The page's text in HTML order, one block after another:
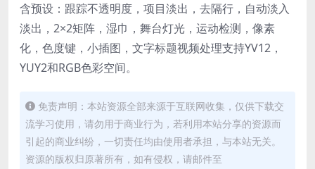
含预设：跟踪不透明度，项目淡出，去隔行，自动淡入
淡出，2×2矩阵，湿巾，舞台灯光，运动检测，像素
化，色度键，小插图，文字标题视频处理支持YV12，
YUY2和RGB色彩空间。
免责声明：本站资源全部来源于互联网收集，仅供下载交
流学习使用，请勿用于商业行为，若利用本站分享的资源而
引起的商业纠纷，一切责任均由使用者承担，与本站无关。
资源的版权归原著所有，如有侵权，请邮件至